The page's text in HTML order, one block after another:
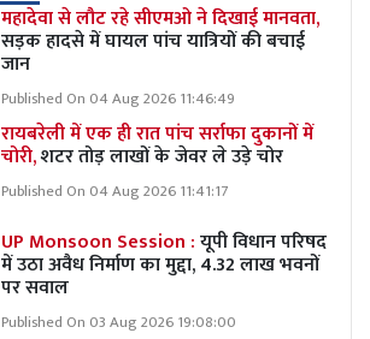
महादेवा से लौट रहे सीएमओ ने दिखाई मानवता,
सड़क हादसे में घायल पांच यात्रियों की बचाई
जान
Published On 04 Aug 2026 11:46:49
रायबरेली में एक ही रात पांच सर्राफा दुकानों में
चोरी,शटर तोड़ लाखों के जेवर ले उड़े चोर
Published On 04 Aug 2026 11:41:17
UP Monsoon Session :यूपी विधान परिषद
में उठा अवैध निर्माण का मुद्दा, 4.32 लाख भवनों
पर सवाल
Published On 03 Aug 2026 19:08:00